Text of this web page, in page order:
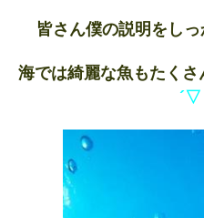
皆さん僕の説明をし
海では綺麗な魚もたく
´▽